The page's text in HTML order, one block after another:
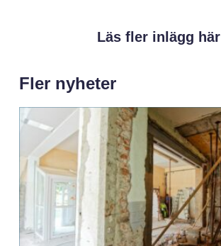
Läs fler inlägg här
Fler nyheter